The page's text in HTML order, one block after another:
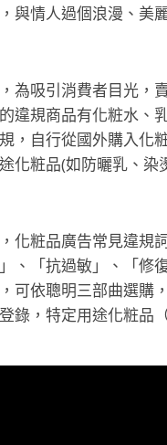
與情人過個浪漫、美
為吸引消費者目光，
違規商品有化粧水、
，自行從國外購入化
化粧品(如防曬乳、染
化粧品廣告常見違規
、「抗過敏」、「修
可依聰明三部曲選購
錄，特定用途化粧品